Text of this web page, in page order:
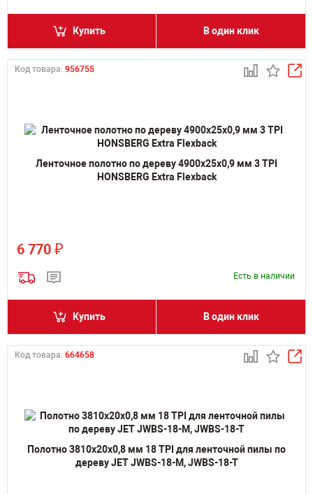
Купить В один клик
Код товара: 956755
Ленточное полотно по дереву 4900х25х0,9 мм 3 TPI
HONSBERG Extra Flexback
6 770 ₽
Есть в наличии
Купить В один клик
Код товара: 664658
Полотно 3810х20х0,8 мм 18 TPI для ленточной пилы по
дереву JET JWBS-18-M, JWBS-18-T